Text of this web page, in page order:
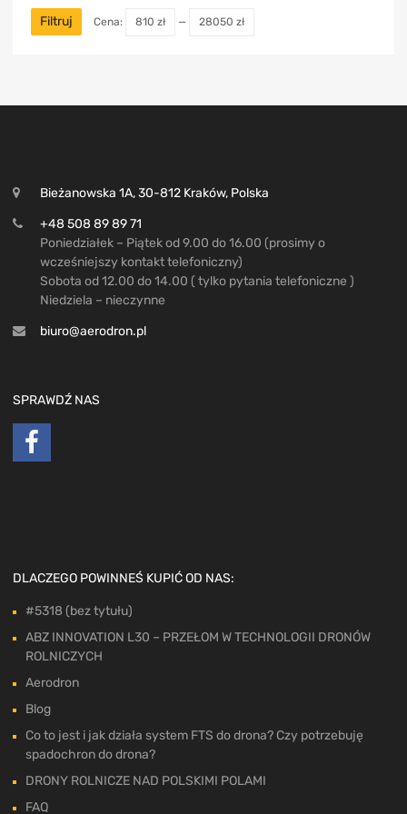
Filtruj Cena: 810 zł — 28050 zł
Bieżanowska 1A, 30-812 Kraków, Polska
+48 508 89 89 71
Poniedziałek – Piątek od 9.00 do 16.00 (prosimy o
wcześniejszy kontakt telefoniczny)
Sobota od 12.00 do 14.00 ( tylko pytania telefoniczne )
Niedziela – nieczynne
biuro@aerodron.pl
SPRAWDŹ NAS
DLACZEGO POWINNEŚ KUPIĆ OD NAS:
#5318 (bez tytułu)
ABZ INNOVATION L30 – PRZEŁOM W TECHNOLOGII DRONÓW
ROLNICZYCH
Aerodron
Blog
Co to jest i jak działa system FTS do drona? Czy potrzebuję
spadochron do drona?
DRONY ROLNICZE NAD POLSKIMI POLAMI
FAQ